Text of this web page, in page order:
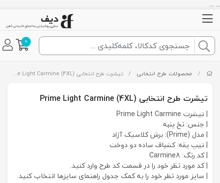
... ...
0
/ محصولات طرح انتخابی / تیشرت طرح انتخابی Prime Light Carmine (4XL)
تیشرت طرح انتخابی Prime Light Carmine (4XL)
| تیشرت Prime Light Carmine
| جنس: نخ پنبه
| مدل (Prime): برش کلاسیک آزاد
| تیپ یقه: کشباف ساده دو دوخت
| کد رنگ: Carmine8
| کد مورد نظر خود را در قسمت کد طرح وارد کنید.
| سایز مورد نظر خود را به کمک جدول راهنمای سایزها انتخاب کنید.